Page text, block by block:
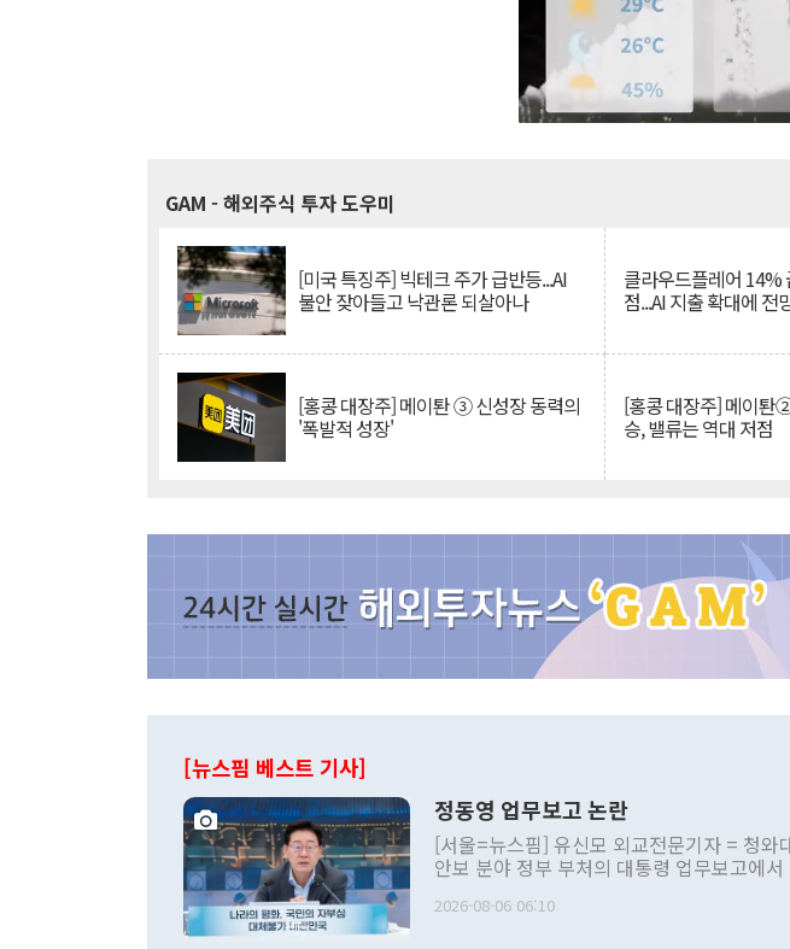
GAM - 해외주식 투자 도우미
[미국 특징주] 빅테크 주가 급반등...AI
불안 잦아들고 낙관론 되살아나
클라우드플레어 14%
점...AI 지출 확대에 전
[홍콩 대장주] 메이퇀 ③ 신성장 동력의
'폭발적 성장'
[홍콩 대장주] 메이퇀
승, 밸류는 역대 저점
[뉴스핌 베스트 기사]
정동영 업무보고 논란
[서울=뉴스핌] 유신모 외교전문기자 = 청와
안보 분야 정부 부처의 대통령 업무보고에
발언 중에는 정부 내 조율을 거치지 않은 사
2026-08-06 06:10